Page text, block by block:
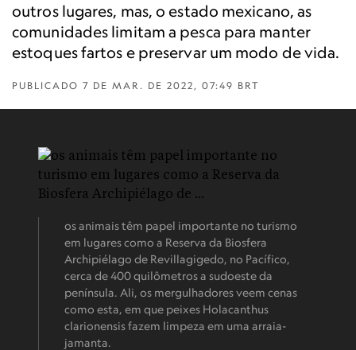
outros lugares, mas, o estado mexicano, as
comunidades limitam a pesca para manter
estoques fartos e preservar um modo de vida.
PUBLICADO 7 DE MAR. DE 2022, 07:49 BRT
os animais têm papel importante no turismo
em lugares como a Reserva da Biosfera
Archipiélago de Revillagigedo, no Pacífico,
cerca de 400 quilômetros a sudoeste da
península. Ali, os mergulhadores veem cenas
como esta, em que peixes Holacanthus
clarionensis fazem limpeza em uma arraia-
jamanta.